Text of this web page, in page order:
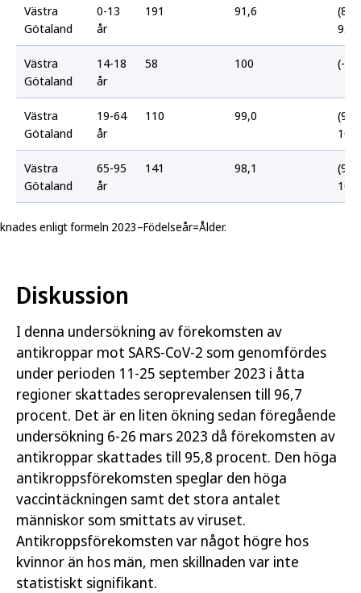
Västra
Götaland
0-13
år
191 91,6
Västra
Götaland
14-18
år
58 100 (-)
Västra
Götaland
19-64
år
110 99,0
Västra
Götaland
65-95
år
141 98,1
enligt formeln 2023–Födelseår=Ålder.
Diskussion
I denna undersökning av förekomsten av
antikroppar mot SARS-CoV-2 som genomfördes
under perioden 11-25 september 2023 i åtta
regioner skattades seroprevalensen till 96,7
procent. Det är en liten ökning sedan föregående
undersökning 6-26 mars 2023 då förekomsten av
antikroppar skattades till 95,8 procent. Den höga
antikroppsförekomsten speglar den höga
vaccintäckningen samt det stora antalet
människor som smittats av viruset.
Antikroppsförekomsten var något högre hos
kvinnor än hos män, men skillnaden var inte
statistiskt signifikant.